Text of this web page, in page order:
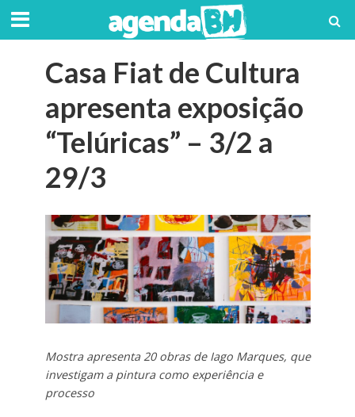
Casa Fiat de Cultura
apresenta exposição
“Telúricas” – 3/2 a
29/3
Mostra apresenta 20 obras de Iago Marques, que
investigam a pintura como experiência e
processo